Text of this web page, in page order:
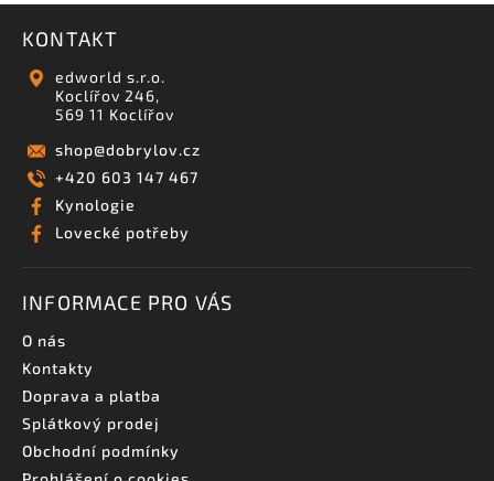
KONTAKT
edworld s.r.o.
Koclířov 246,
569 11 Koclířov
shop@dobrylov.cz
+420 603 147 467
Kynologie
Lovecké potřeby
INFORMACE PRO VÁS
O nás
Kontakty
Doprava a platba
Splátkový prodej
Obchodní podmínky